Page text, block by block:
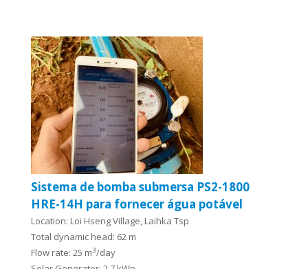
Sistema de bomba submersa PS2-1800
HRE-14H para fornecer água potável
Location: Loi Hseng Village, Laihka Tsp
Total dynamic head: 62 m
Flow rate: 25 m3/day